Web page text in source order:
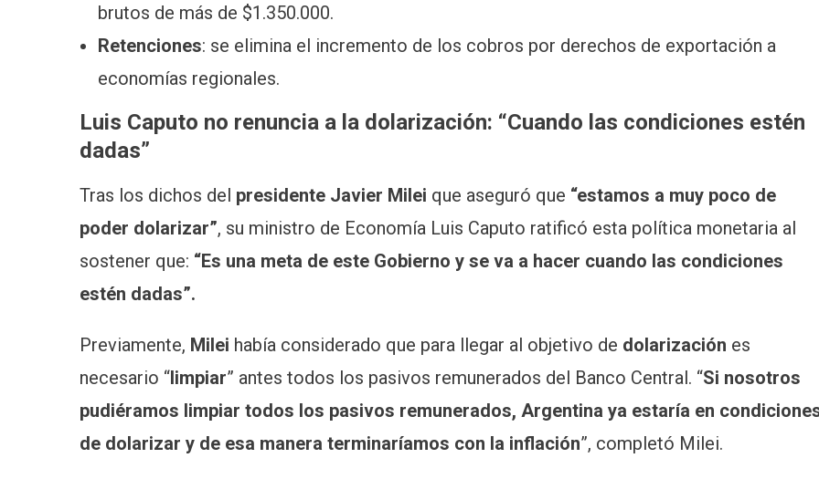
brutos de más de $1.350.000.
Retenciones: se elimina el incremento de los cobros por derechos de exportación a
economías regionales.
Luis Caputo no renuncia a la dolarización: “Cuando las condiciones estén
dadas”
Tras los dichos del presidente Javier Milei que aseguró que “estamos a muy poco de
poder dolarizar”, su ministro de Economía Luis Caputo ratificó esta política monetaria al
sostener que: “Es una meta de este Gobierno y se va a hacer cuando las condiciones
estén dadas”.
Previamente, Milei había considerado que para llegar al objetivo de dolarización es
necesario “limpiar” antes todos los pasivos remunerados del Banco Central. “Si nosotros
pudiéramos limpiar todos los pasivos remunerados, Argentina ya estaría en
de dolarizar y de esa manera terminaríamos con la inflación”, completó Milei.